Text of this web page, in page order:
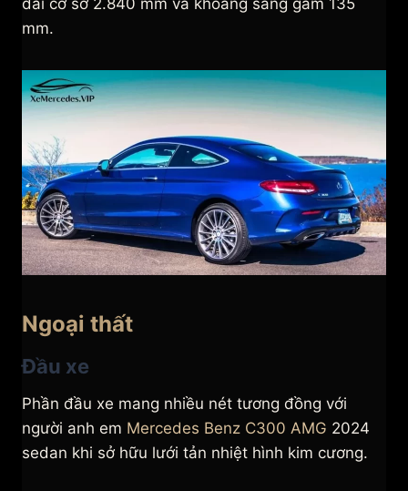
dài cơ sở 2.840 mm và khoảng sáng gầm 135
mm.
Ngoại thất
Đầu xe
Phần đầu xe mang nhiều nét tương đồng với
người anh em Mercedes Benz C300 AMG 2024
sedan khi sở hữu lưới tản nhiệt hình kim cương.